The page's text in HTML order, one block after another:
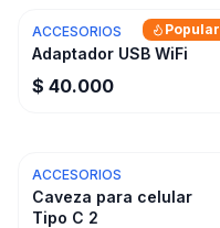
Popular
ACCESORIOS
Adaptador USB WiFi
$ 40.000
ACCESORIOS
Caveza para celular
Tipo C 2